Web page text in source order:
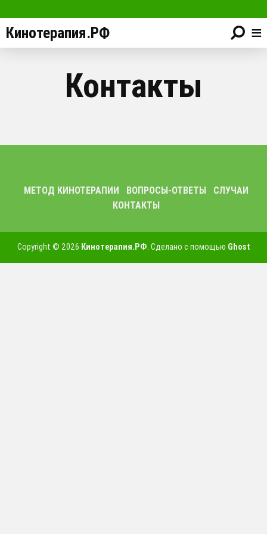
Кинотерапия.РФ ≡
Контакты
МЕТОД КИНОТЕРАПИИ ВОПРОСЫ-ОТВЕТЫ
СЛУЧАИ
КОНТАКТЫ
Copyright © 2026 Кинотерапия.РФ. Сделано с помощью Ghost